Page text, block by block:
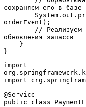
сохраняем его в базе
orderEvent);
обновления запасов
    }
}
import
import
@Service
public class